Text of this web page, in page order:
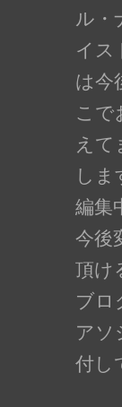
ル・
イス
は今
こで
えて
し
編集
今後
頂
ブロ
アソ
付し